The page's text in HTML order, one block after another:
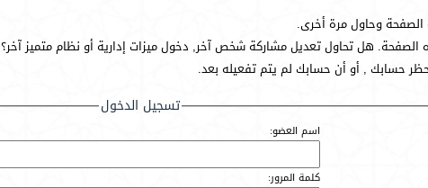
الصفحة وحاول مرة أخرى.
الصفحة. هل تحاول تعديل مشاركة شخص آخر, دخول ميزات إدارية أو نظام متميز آخر؟
حسابك , أو أن حسابك لم يتم تفعيله بعد.
تسجيل الدخول
اسم العضو:
كلمة المرور: